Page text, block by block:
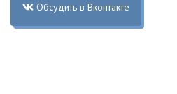
Обсудить в Вконтакте